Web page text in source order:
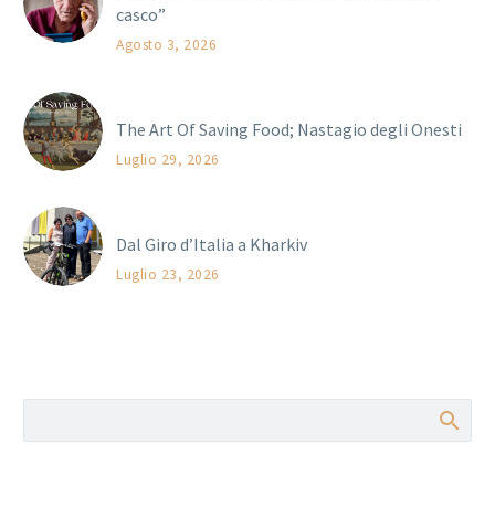
casco”
Agosto 3, 2026
The Art Of Saving Food; Nastagio degli Onesti
Luglio 29, 2026
Dal Giro d’Italia a Kharkiv
Luglio 23, 2026